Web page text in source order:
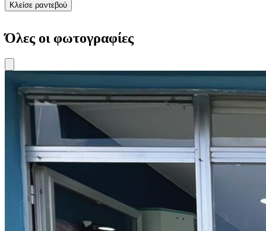
Κλείσε ραντεβού
Όλες οι φωτογραφίες